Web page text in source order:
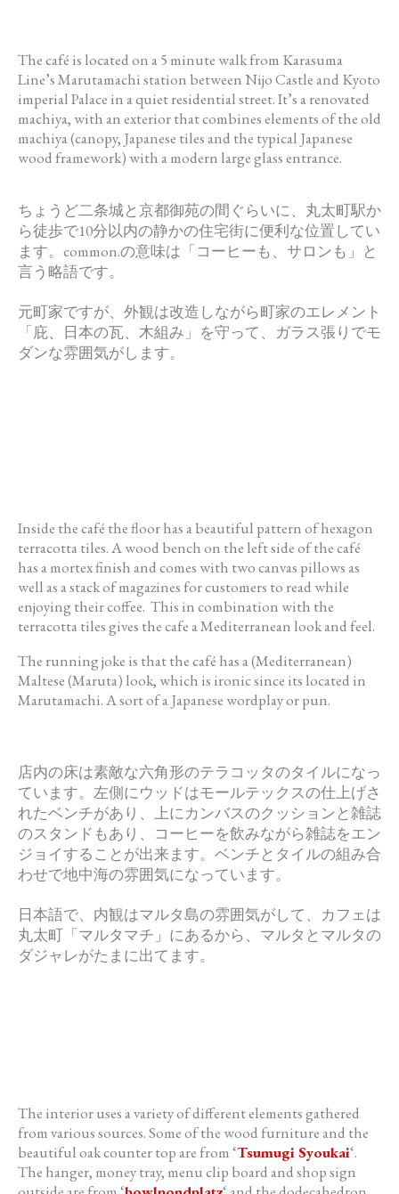
The café is located on a 5 minute walk from Karasuma
Line’s Marutamachi station between Nijo Castle and Kyoto
imperial Palace in a quiet residential street. It’s a renovated
machiya, with an exterior that combines elements of the old
machiya (canopy, Japanese tiles and the typical Japanese
wood framework) with a modern large glass entrance.
ちょうど二条城と京都御苑の間ぐらいに、 丸太町駅か
ら徒歩で10分以内の静かの住宅街に便利な位置してい
ます。 common.の意味は「コーヒーも、サロンも」 と
言う略語です。
元町家ですが、外観は改造しながら町家のエレメント
「庇、 日本の瓦、木組み」を守って、 ガラス張りでモ
ダンな雰囲気がします。
Inside the café the floor has a beautiful pattern of hexagon
terracotta tiles. A wood bench on the left side of the café
has a mortex finish and comes with two canvas pillows as
well as a stack of magazines for customers to read while
enjoying their coffee. This in combination with the
terracotta tiles gives the cafe a Mediterranean look and feel.
The running joke is that the café has a (Mediterranean)
Maltese (Maruta) look, which is ironic since its located in
Marutamachi. A sort of a Japanese wordplay or pun.
店内の床は素敵な六角形のテラコッタのタイルになっ
ています。 左側にウッドはモールテックスの仕上げさ
れたベンチがあり、 上にカンバスのクッションと雑誌
のスタンドもあり、 コーヒーを飲みながら雑誌をエン
ジョイすることが出来ます。 ベンチとタイルの組み合
わせで地中海の雰囲気になっています。
日本語で、内観はマルタ島の雰囲気がして、カフェは
丸太町「マルタマチ」にあるから、 マルタとマルタの
ダジャレがたまに出てます。
The interior uses a variety of different elements gathered
from various sources. Some of the wood furniture and the
beautiful oak counter top are from ‘Tsumugi Syoukai‘.
The hanger, money tray, menu clip board and shop sign